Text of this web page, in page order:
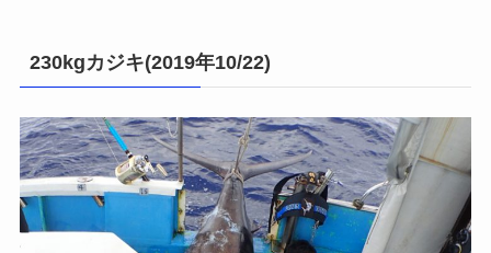
230kgカジキ(2019年10/22)